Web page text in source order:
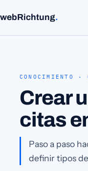
webRichtung.
CONOCIMIENTO ·
Crear
citas
Paso a paso
definir tipos